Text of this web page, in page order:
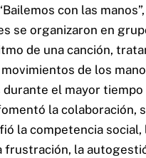
con las
se organizaron en
de una canción,
de los
durante el mayor tiempo
la colaboración,
la competencia social,
frustración, la